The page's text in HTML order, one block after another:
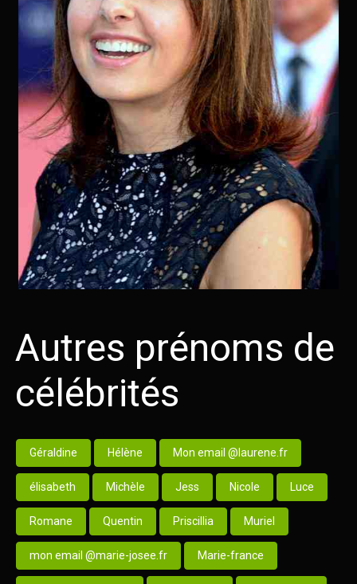
Autres prénoms de
célébrités
Géraldine Hélène Mon email @laurene.fr
élisabeth Michèle Jess Nicole Luce
Romane Quentin Priscillia Muriel
mon email @marie-josee.fr Marie-france